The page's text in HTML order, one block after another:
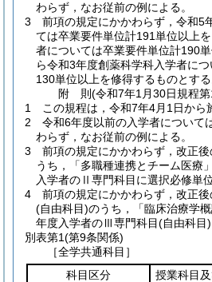
わらず，なお従前の例による。
3
前項の規定にかかわらず，令和5
ては卒業要件単位計191単位以上
者については卒業要件単位計190
ら令和3年度創薬科学科入学者に
130単位以上を修得するものとする
附 則(令和7年1月30日規程
1
この規程は，令和7年4月1日から
2
令和6年度以前の入学者について
わらず，なお従前の例による。
3
前項の規定にかかわらず，改正
うち，「多職種連携とチーム医療
入学者のⅡ専門科目に選択必修単
4
前項の規定にかかわらず，改正
(自由科目)のうち，「臨床治療学
年度入学者のⅢ専門科目(自由科目)
別表第1(第9条関係)
［全学共通科目］
科目区分
授業科目